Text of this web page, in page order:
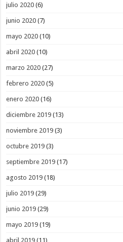
julio 2020 (6)
junio 2020 (7)
mayo 2020 (10)
abril 2020 (10)
marzo 2020 (27)
febrero 2020 (5)
enero 2020 (16)
diciembre 2019 (13)
noviembre 2019 (3)
octubre 2019 (3)
septiembre 2019 (17)
agosto 2019 (18)
julio 2019 (29)
junio 2019 (29)
mayo 2019 (19)
abril 2019 (11)